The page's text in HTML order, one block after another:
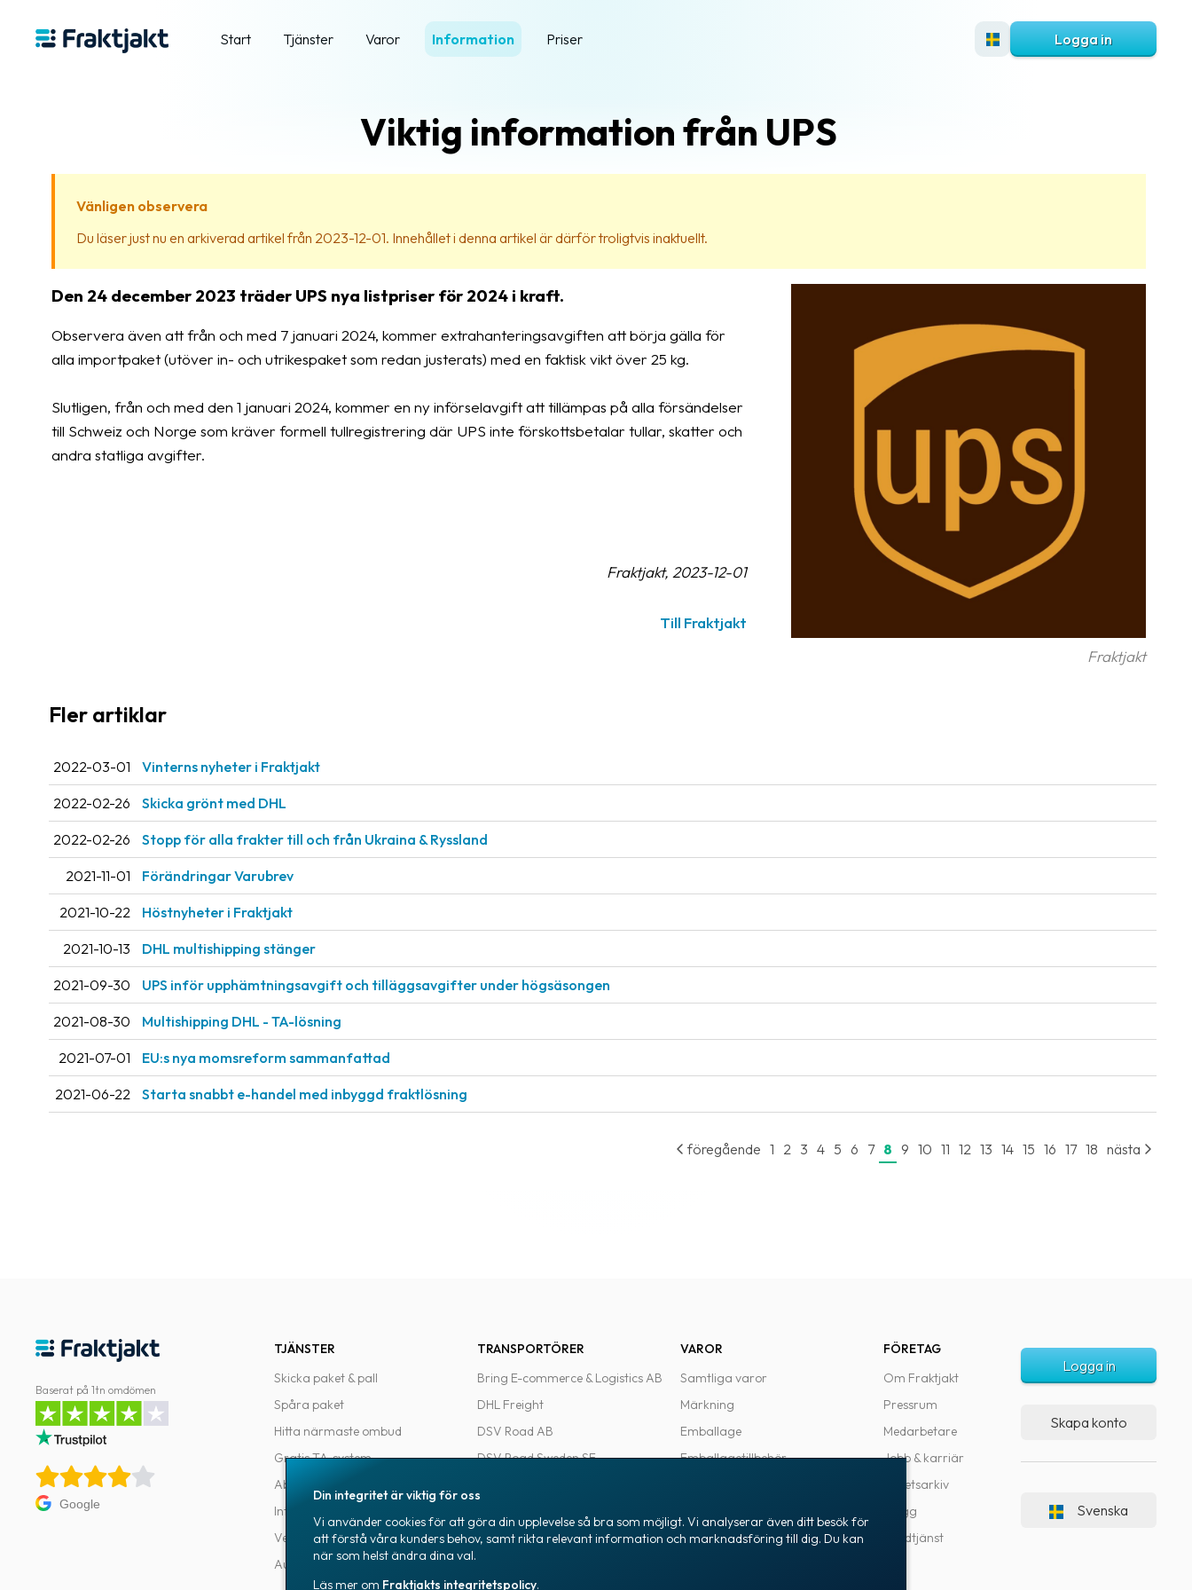
Start Tjänster Varor Information Priser Logga in
Viktig information från UPS
Vänligen observera
Du läser just nu en arkiverad artikel från 2023-12-01. Innehållet i denna artikel är därför troligtvis inaktuellt.
Fraktjakt
Den 24 december 2023 träder UPS nya listpriser för 2024 i kraft.
Observera även att från och med 7 januari 2024, kommer extrahanteringsavgiften att börja gälla för
alla importpaket (utöver in- och utrikespaket som redan justerats) med en faktisk vikt över 25 kg.
Slutligen, från och med den 1 januari 2024, kommer en ny införselavgift att tillämpas på alla försändelser
till Schweiz och Norge som kräver formell tullregistrering där UPS inte förskottsbetalar tullar, skatter och
andra statliga avgifter.
Fraktjakt, 2023-12-01
Till Fraktjakt
Fler artiklar
2022-03-01 Vinterns nyheter i Fraktjakt
2022-02-26 Skicka grönt med DHL
2022-02-26 Stopp för alla frakter till och från Ukraina & Ryssland
2021-11-01 Förändringar Varubrev
2021-10-22 Höstnyheter i Fraktjakt
2021-10-13 DHL multishipping stänger
2021-09-30 UPS inför upphämtningsavgift och tilläggsavgifter under högsäsongen
2021-08-30 Multishipping DHL - TA-lösning
2021-07-01 EU:s nya momsreform sammanfattad
2021-06-22 Starta snabbt e-handel med inbyggd fraktlösning
föregående 1 2 3 4 5 6 7 8 9 10 11 12 13 14 15 16 17 18 nästa
Baserat på 1tn omdömen
Google
TJÄNSTER
Skicka paket & pall
Spåra paket
Hitta närmaste ombud
Gratis TA-system
Abonnemang
Integrationer
Verktyg för utvecklare
Automatiseringar
TRANSPORTÖRER
Bring E-commerce & Logistics AB
DHL Freight
DSV Road AB
DSV Road Sweden SE
PostNord Sverige AB
VAROR
Samtliga varor
Märkning
Emballage
Emballagetillbehör
FÖRETAG
Om Fraktjakt
Pressrum
Medarbetare
Jobb & karriär
Nyhetsarkiv
Blogg
Kundtjänst
Logga in
Skapa konto
Svenska
Din integritet är viktig för oss
Vi använder cookies för att göra din upplevelse så bra som möjligt. Vi analyserar även ditt besök för
att förstå våra kunders behov, samt rikta relevant information och marknadsföring till dig. Du kan
när som helst ändra dina val.
Läs mer om Fraktjakts integritetspolicy.